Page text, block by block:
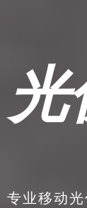
专业移动